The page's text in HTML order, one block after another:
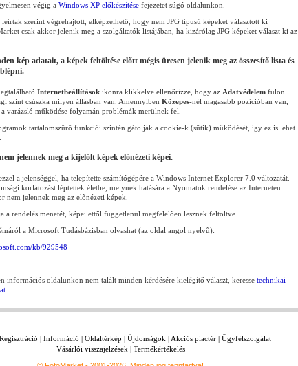
végig a Windows XP előkészítése fejezetet súgó oldalunkon.
leírtak szerint végrehajtott, elképzelhető, hogy nem JPG típusú képeket választott ki
csak akkor jelenik meg a szolgáltatók listájában, ha kizárólag JPG képeket választ ki az
kép adatait, a képek feltöltése előtt mégis üresen jelenik meg az összesítő lista és
Internetbeállítások ikonra klikkelve ellenőrizze, hogy az Adatvédelem fülön
szint csúszka milyen állásban van. Amennyiben Közepes-nél magasabb pozícióban van,
varázsló működése folyamán problémák merülnek fel.
tartalomszűrő funkciói szintén gátolják a cookie-k (sütik) működését, így ez is lehet
jelennek meg a kijelölt képek előnézeti képei.
a jelenséggel, ha telepítette számítógépére a Windows Internet Explorer 7.0 változatát.
korlátozást léptettek életbe, melynek hatására a Nyomatok rendelése az Interneten
nem jelennek meg az előnézeti képek.
a rendelés menetét, képei ettől függetlenül megfelelően lesznek feltöltve.
a Microsoft Tudásbázisban olvashat (az oldal angol nyelvű):
kb/929548
információs oldalunkon nem talált minden kérdésére kielégítő választ, keresse technikai
Regisztráció | Információ | Oldaltérkép | Újdonságok | Akciós piactér | Ügyfélszolgálat
Vásárlói visszajelzések | Termékértékelés